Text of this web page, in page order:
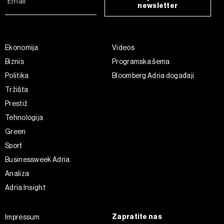
newsletter
Ekonomija
Biznis
Politika
Tržišta
Prestiž
Tehnologija
Green
Sport
Businessweek Adria
Analiza
Adria Insight
Videos
Programska šema
Bloomberg Adria događaji
Impressum Zapratite nas